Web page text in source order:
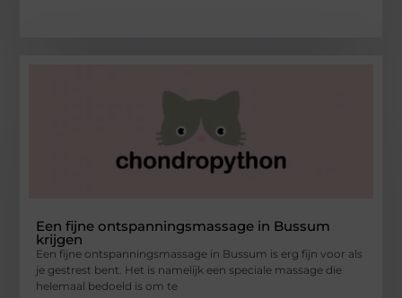
Een fijne ontspanningsmassage in Bussum
krijgen
Een fijne ontspanningsmassage in Bussum is erg fijn voor als
je gestrest bent. Het is namelijk een speciale massage die
helemaal bedoeld is om te